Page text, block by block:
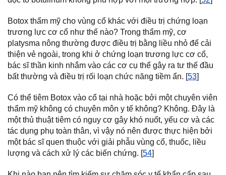
Botox thẩm mỹ cho vùng cổ khác với điều trị chứng loạn
trương lực cơ cổ như thế nào? Trong thẩm mỹ, cơ
platysma nông thường được điều trị bằng liều nhỏ để cải
thiện vẻ ngoài, trong khi ở chứng loạn trương lực cơ cổ,
bác sĩ thần kinh nhắm vào các cơ cụ thể gây ra tư thế đầu
bất thường và điều trị rối loạn chức năng tiềm ẩn. [53]
Có thể tiêm Botox vào cổ tại nhà hoặc bởi một chuyên viên
thẩm mỹ không có chuyên môn y tế không? Không. Đây là
một thủ thuật tiêm có nguy cơ gây khó nuốt, yếu cơ và các
tác dụng phụ toàn thân, vì vậy nó nên được thực hiện bởi
một bác sĩ quen thuộc với giải phẫu vùng cổ, thuốc, liều
lượng và cách xử lý các biến chứng. [54]